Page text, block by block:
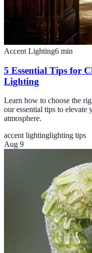
Accent Lighting6 min
5 Essential Tips for
Lighting
Learn how to choose the
our essential tips to elevate
atmosphere.
accent lightinglighting tips
Aug 9